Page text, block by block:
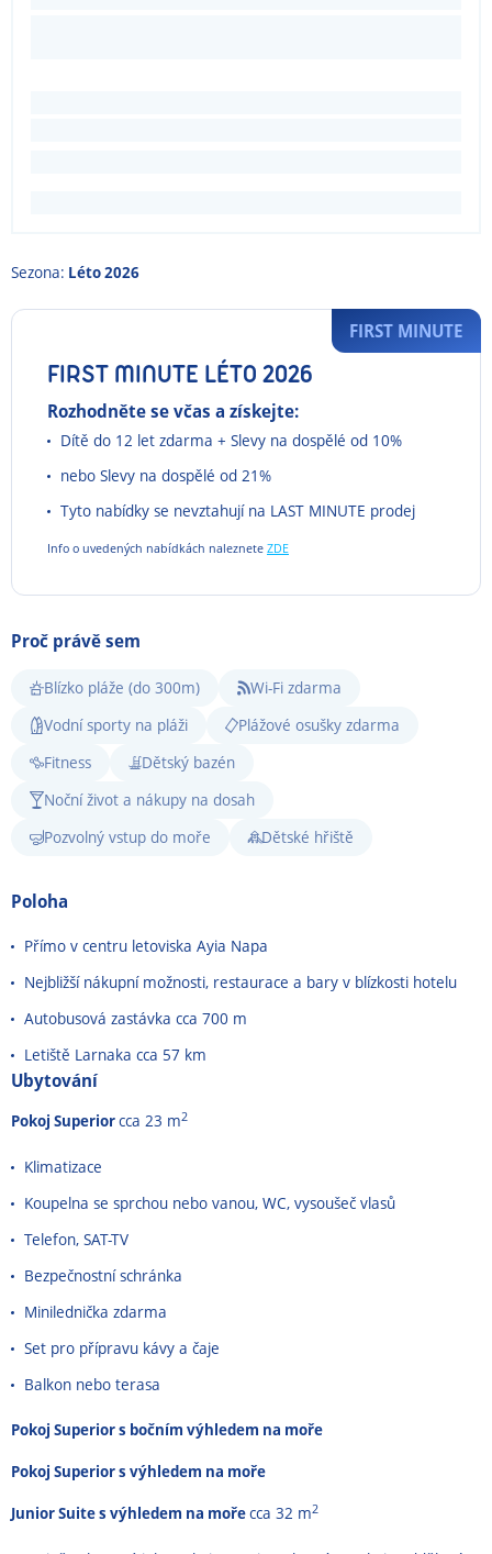
Sezona: Léto 2026
FIRST MINUTE LÉTO 2026
Rozhodněte se včas a získejte:
Dítě do 12 let zdarma + Slevy na dospělé od 10%
nebo Slevy na dospělé od 21%
Tyto nabídky se nevztahují na LAST MINUTE prodej
Info o uvedených nabídkách naleznete ZDE
FIRST MINUTE
Proč právě sem
Blízko pláže (do 300m)
Wi-Fi zdarma
Vodní sporty na pláži
Plážové osušky zdarma
Fitness
Dětský bazén
Noční život a nákupy na dosah
Pozvolný vstup do moře
Dětské hřiště
Poloha
Přímo v centru letoviska Ayia Napa
Nejbližší nákupní možnosti, restaurace a bary v blízkosti hotelu
Autobusová zastávka cca 700 m
Letiště Larnaka cca 57 km
Ubytování
Pokoj Superiorcca 23 m2
Klimatizace
Koupelna se sprchou nebo vanou, WC, vysoušeč vlasů
Telefon, SAT-TV
Bezpečnostní schránka
Minilednička zdarma
Set pro přípravu kávy a čaje
Balkon nebo terasa
Pokoj Superior s bočním výhledem na moře
Pokoj Superior s výhledem na moře
Junior Suite s výhledem na mořecca 32 m2